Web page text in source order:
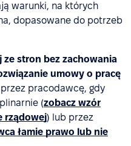
warunki, na których
dopasowane do potrzeb
ze stron bez zachowania
umowy o pracę
przez pracodawcę, gdy
(zobacz wzór
rządowej) lub przez
łamie prawo lub nie